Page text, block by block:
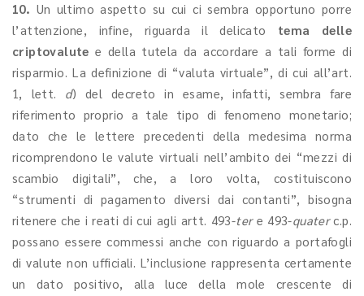
10. Un ultimo aspetto su cui ci sembra opportuno porre
l’attenzione, infine, riguarda il delicato tema delle
criptovalute e della tutela da accordare a tali forme di
risparmio. La definizione di “valuta virtuale”, di cui all’art.
1, lett. d) del decreto in esame, infatti, sembra fare
riferimento proprio a tale tipo di fenomeno monetario;
dato che le lettere precedenti della medesima norma
ricomprendono le valute virtuali nell’ambito dei “mezzi di
scambio digitali”, che, a loro volta, costituiscono
“strumenti di pagamento diversi dai contanti”, bisogna
ritenere che i reati di cui agli artt. 493-tere 493-quaterc.p.
possano essere commessi anche con riguardo a portafogli
di valute non ufficiali. L’inclusione rappresenta certamente
un dato positivo, alla luce della mole crescente di